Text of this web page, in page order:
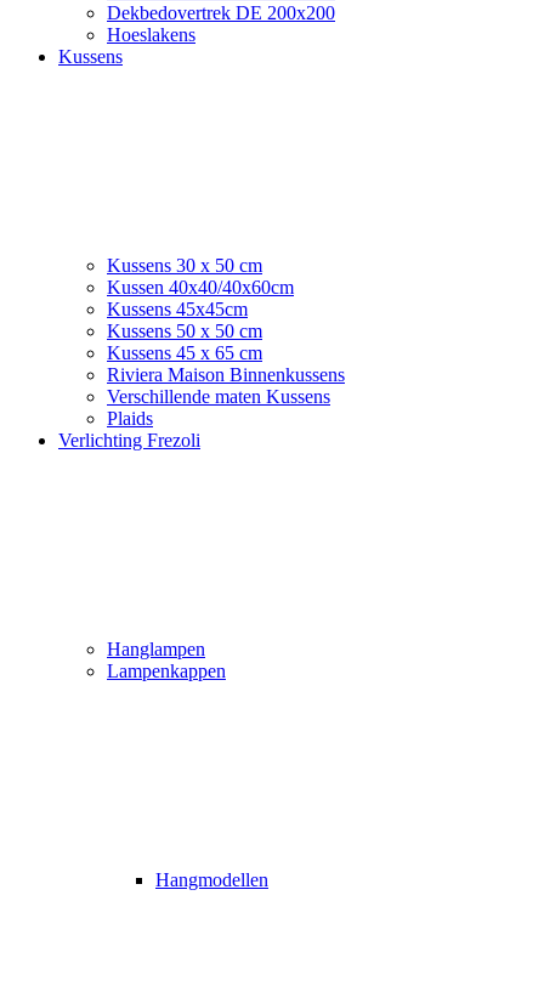
Dekbedovertrek DE 200x200
Hoeslakens
Kussens
Kussens 30 x 50 cm
Kussen 40x40/40x60cm
Kussens 45x45cm
Kussens 50 x 50 cm
Kussens 45 x 65 cm
Riviera Maison Binnenkussens
Verschillende maten Kussens
Plaids
Verlichting Frezoli
Hanglampen
Lampenkappen
Hangmodellen